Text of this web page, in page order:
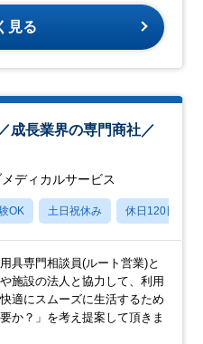
見る
成長業界の専門商社／
ディカルサービス
OK 土日祝休み 休日120日以上
具専門相談員(ルート営業)と
施設の法人と協力して、利用
適にスムーズに生活するため
か？」を考え提案して頂きま